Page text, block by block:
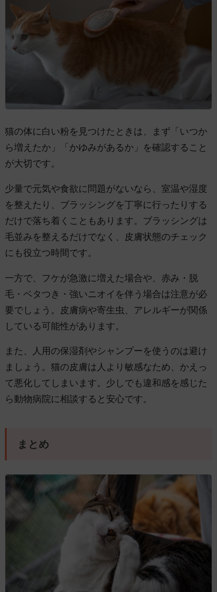
猫の体に白い粉を見つけたときは、まず「いつか
ら増えたか」「かゆみがあるか」を確認すること
が大切です。
少量で元気や食欲に問題がないなら、室温や湿度
を整えたり、ブラッシングを丁寧に行ったりする
だけで落ち着くこともあります。ブラッシングは
毛並みを整えるだけでなく、皮膚状態のチェック
にも役立つ時間です。
一方で、フケが急激に増えた場合や、赤み・脱
毛・ベタつき・強いニオイを伴う場合は注意が必
要でしょう。皮膚病や寄生虫、アレルギーが関係
している可能性があります。
また、人用の保湿剤やシャンプーを使うのは避け
ましょう。猫の皮膚は人より敏感なため、かえっ
て悪化してしまいます。少しでも違和感を感じた
ら動物病院に相談すると安心です。
まとめ